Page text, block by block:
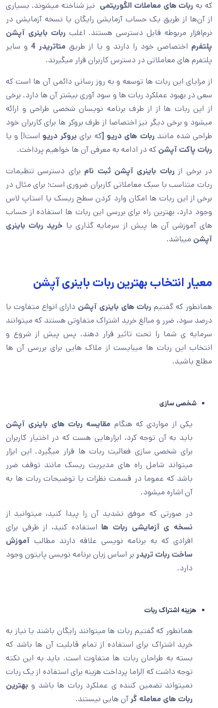
که به ربات های معاملات الگوریتمی نیز شناخته میشوند. بسیاری
از آن‌ها از طریق یک حساب آزمایشی رایگان یا نسخه آزمایشی در
نرم‌افزار مربوطه قابل دسترسی هستند. اغلب ربات باینری آپشن
پلتفرم اختصاصی خود را دارند و یا از طریق متاتریدر 4
و سایر
پلتفرم های معاملاتی در دسترس کاربران قرار میگیرند.
از مزایای این ربات ها توسعه و به روز رسانی دائمی آن ها است که
سعی در بهبود عملکرد ربات ها و سود آوری بیشتر آن ها دارد. برخی
از این ربات ها از از طرف برنامه نویسان شخصی طراحی و ارائه
میشود و برخی دیگر نیز اختصاصا از طرف بروکر ها برای کاربران خود
طراحی شده مانند ربات های دریو [که برایبروکر دریو است!] و یا
ربات پاکت آپشن که در ادامه به معرفی آن ها خواهیم پرداخت.
در برخی از ربات باینری آپشن ثبت نام برای دسترسی تنظیمات
ربات متناسب با سبک معاملاتی کاربران ضروری است؛ برای مثال در
برخی از این ربات ها امکان وارد کردن سطح ریسک یا استاپ لاس
وجود دارد، بهترین راه برای بررسی این ربات ها استفاده از حساب
های آموزشی آن ها پیش از سرمایه گذاری یا خرید ربات باینری
آپشن میباشد.
معیار انتخاب بهترین ربات باینری آپشن
همانطور که گفتیم ربات های باینری آپشن دارای انواع متفاوت با
درصد سود، ضرر و مبالغ خرید اشتراک متفاوتی هستند که میتوانند
سرمایه ی شما را تحت تاثیر قرار دهند. پس پیش از شروع و
انتخاب این ربات ها میبایست از ملاک هایی برای بررسی آن ها
مطلع باشید.
شخصی سازی
یکی از مواردی که هنگام مقایسه ربات های باینری آپشن
باید به آن توجه کرد، ابزارهایی هست که در اختیار کاربران
برای شخصی سازی فعالیت ربات ها قرار میگیرد. این ابزار
میتواند شامل راه های مدیریت ریسک مانند توقف ضرر
باشد که عموما در قسمت نظرات یا توضیحات ربات ها به
آن اشاره میشود.
در صورتی که موفق نشدید آن را پیدا کنید، میتوانید از
نسخه ی آزمایشی ربات ها استفاده کنید، از طرفی برای
افرادی که به برنامه نویسی علاقه دارند مطالب آموزش
ساخت ربات تریدر بر اساس زبان برنامه نویسی پایتون وجود
دارد.
هزینه اشتراک ربات
همانطور که گفتیم ربات ها میتوانند رایگان باشند یا نیاز به
خرید اشتراک برای استفاده از تمام قابلیت آن ها باشد که
بسته به طراحان ربات ها متفاوت است. باید به این نکته
توجه داشت که الزاما پرداخت هزینه برای استفاده از یک ربات
نمیتواند تضمین کننده ی عملکرد ربات ها باشد و بهترین
ربات های معامله گرآن هایی نیستند.